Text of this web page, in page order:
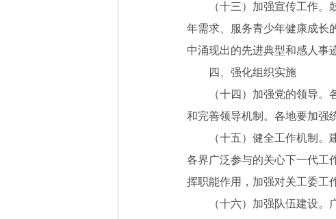
（十三）加强宣传工作。鼓
年需求、服务青少年健康成长
中涌现出的先进典型和感人事
四、强化组织实施
（十四）加强党的领导。各
和完善领导机制。各地要加强
（十五）健全工作机制。建
各界广泛参与的关心下一代工
挥职能作用，加强对关工委工
（十六）加强队伍建设。广